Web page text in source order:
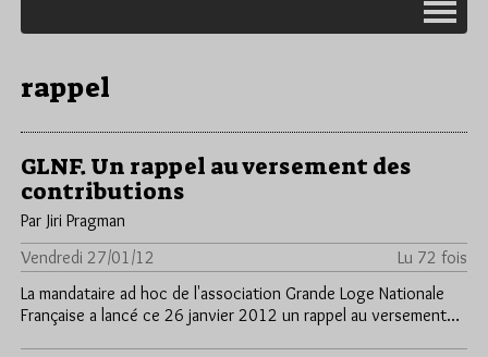
rappel
GLNF. Un rappel au versement des
contributions
Par Jiri Pragman
Vendredi 27/01/12
Lu 72 fois
La mandataire ad hoc de l'association Grande Loge Nationale
Française a lancé ce 26 janvier 2012 un rappel au versement…